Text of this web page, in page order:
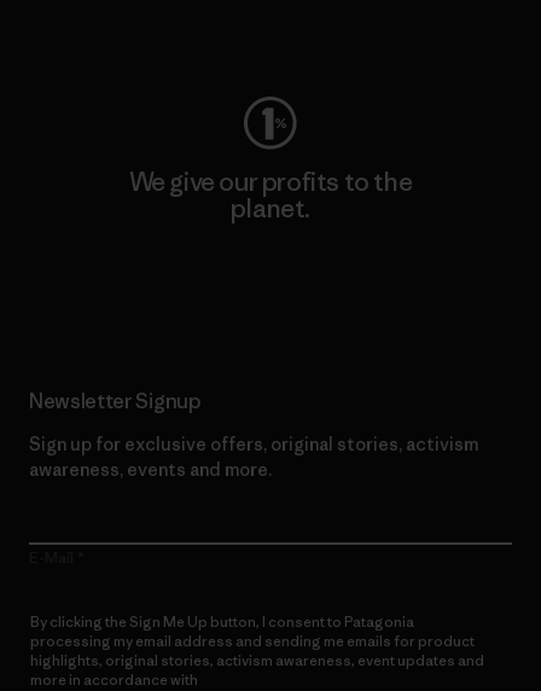
We give our profits to the
planet.
Newsletter Signup
Sign up for exclusive offers, original stories, activism
awareness, events and more.
By clicking the Sign Me Up button, I consent to Patagonia
processing my email address and sending me emails for product
highlights, original stories, activism awareness, event updates and
more in accordance with